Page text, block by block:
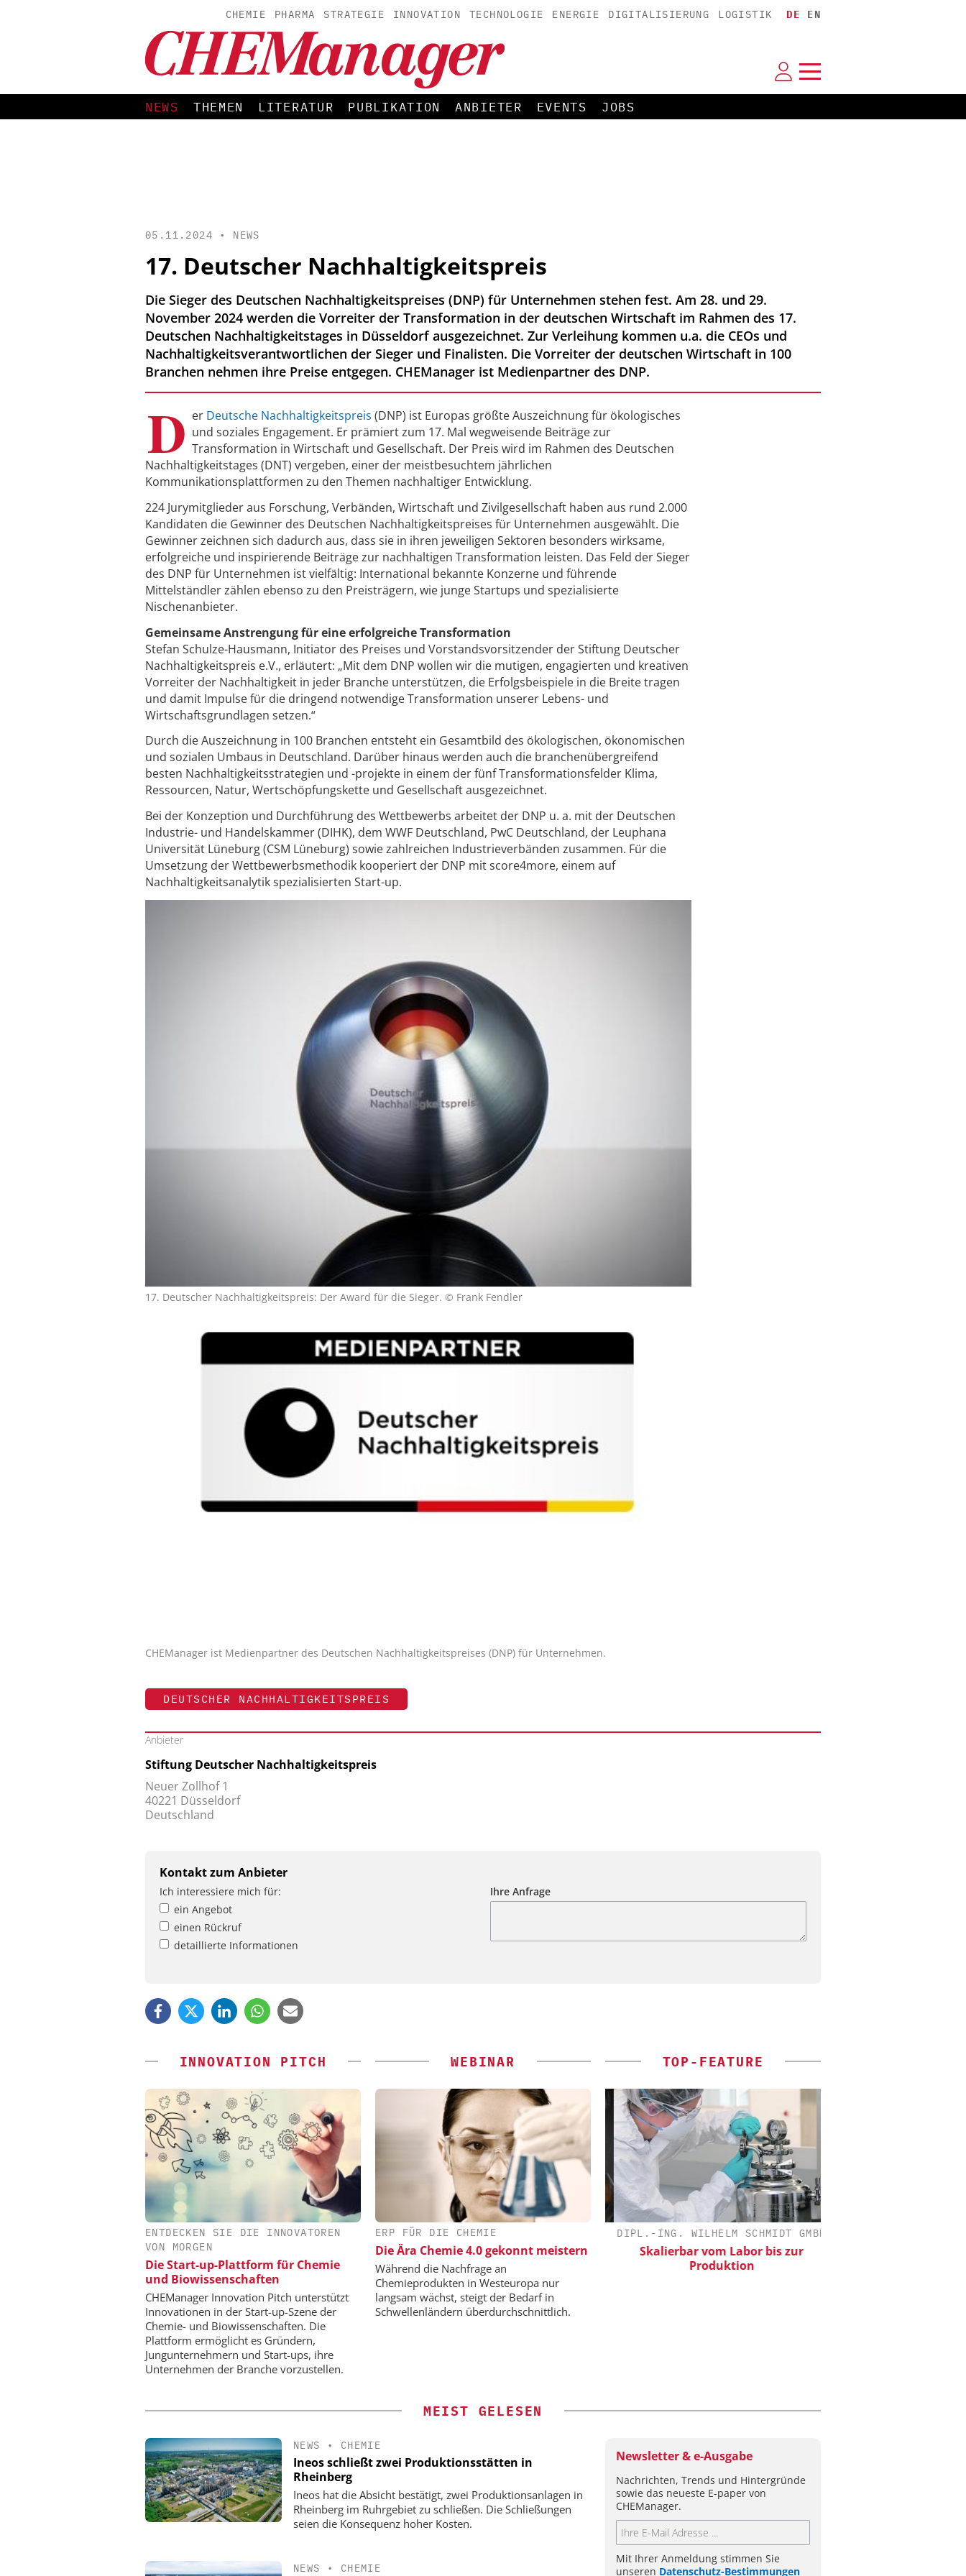
CHEMIE PHARMA STRATEGIE INNOVATION TECHNOLOGIE ENERGIE DIGITALISIERUNG LOGISTIK DE EN
NEWS THEMEN LITERATUR PUBLIKATION ANBIETER EVENTS JOBS
05.11.2024 • NEWS
17. Deutscher Nachhaltigkeitspreis
Die Sieger des Deutschen Nachhaltigkeitspreises (DNP) für Unternehmen stehen fest. Am 28. und 29.
November 2024 werden die Vorreiter der Transformation in der deutschen Wirtschaft im Rahmen des 17.
Deutschen Nachhaltigkeitstages in Düsseldorf ausgezeichnet. Zur Verleihung kommen u.a. die CEOs und
Nachhaltigkeitsverantwortlichen der Sieger und Finalisten. Die Vorreiter der deutschen Wirtschaft in 100
Branchen nehmen ihre Preise entgegen. CHEManager ist Medienpartner des DNP.
D er Deutsche Nachhaltigkeitspreis (DNP) ist Europas größte Auszeichnung für ökologisches
und soziales Engagement. Er prämiert zum 17. Mal wegweisende Beiträge zur
Transformation in Wirtschaft und Gesellschaft. Der Preis wird im Rahmen des Deutschen
Nachhaltigkeitstages (DNT) vergeben, einer der meistbesuchtem jährlichen
Kommunikationsplattformen zu den Themen nachhaltiger Entwicklung.
224 Jurymitglieder aus Forschung, Verbänden, Wirtschaft und Zivilgesellschaft haben aus rund 2.000
Kandidaten die Gewinner des Deutschen Nachhaltigkeitspreises für Unternehmen ausgewählt. Die
Gewinner zeichnen sich dadurch aus, dass sie in ihren jeweiligen Sektoren besonders wirksame,
erfolgreiche und inspirierende Beiträge zur nachhaltigen Transformation leisten. Das Feld der Sieger
des DNP für Unternehmen ist vielfältig: International bekannte Konzerne und führende
Mittelständler zählen ebenso zu den Preisträgern, wie junge Startups und spezialisierte
Nischenanbieter.
Gemeinsame Anstrengung für eine erfolgreiche Transformation
Stefan Schulze-Hausmann, Initiator des Preises und Vorstandsvorsitzender der Stiftung Deutscher
Nachhaltigkeitspreis e.V., erläutert: „Mit dem DNP wollen wir die mutigen, engagierten und kreativen
Vorreiter der Nachhaltigkeit in jeder Branche unterstützen, die Erfolgsbeispiele in die Breite tragen
und damit Impulse für die dringend notwendige Transformation unserer Lebens- und
Wirtschaftsgrundlagen setzen.“
Durch die Auszeichnung in 100 Branchen entsteht ein Gesamtbild des ökologischen, ökonomischen
und sozialen Umbaus in Deutschland. Darüber hinaus werden auch die branchenübergreifend
besten Nachhaltigkeitsstrategien und -projekte in einem der fünf Transformationsfelder Klima,
Ressourcen, Natur, Wertschöpfungskette und Gesellschaft ausgezeichnet.
Bei der Konzeption und Durchführung des Wettbewerbs arbeitet der DNP u. a. mit der Deutschen
Industrie- und Handelskammer (DIHK), dem WWF Deutschland, PwC Deutschland, der Leuphana
Universität Lüneburg (CSM Lüneburg) sowie zahlreichen Industrieverbänden zusammen. Für die
Umsetzung der Wettbewerbsmethodik kooperiert der DNP mit score4more, einem auf
Nachhaltigkeitsanalytik spezialisierten Start-up.
17. Deutscher Nachhaltigkeitspreis: Der Award für die Sieger. © Frank Fendler
CHEManager ist Medienpartner des Deutschen Nachhaltigkeitspreises (DNP) für Unternehmen.
DEUTSCHER NACHHALTIGKEITSPREIS
Anbieter
Stiftung Deutscher Nachhaltigkeitspreis
Neuer Zollhof 1
40221 Düsseldorf
Deutschland
Kontakt zum Anbieter
Ich interessiere mich für:
ein Angebot
einen Rückruf
detaillierte Informationen
Ihre Anfrage
INNOVATION PITCH
ENTDECKEN SIE DIE INNOVATOREN
VON MORGEN
Die Start-up-Plattform für Chemie
und Biowissenschaften
CHEManager Innovation Pitch unterstützt
Innovationen in der Start-up-Szene der
Chemie- und Biowissenschaften. Die
Plattform ermöglicht es Gründern,
Jungunternehmern und Start-ups, ihre
Unternehmen der Branche vorzustellen.
WEBINAR
ERP FÜR DIE CHEMIE
Die Ära Chemie 4.0 gekonnt meistern
Während die Nachfrage an
Chemieprodukten in Westeuropa nur
langsam wächst, steigt der Bedarf in
Schwellenländern überdurchschnittlich.
TOP-FEATURE
CHEMANAGER C/O WILEY-VCH GMBH
Veranstaltungssponsoring: Next
Generation Batteries and Hydrogen
ALEXANDER THAMM GMBH
Der neue Katalysator
DIPL.-ING. WILHELM SCHMIDT GMBH
Skalierbar vom Labor bis zur
Produktion
MEIST GELESEN
NEWS • CHEMIE
Ineos schließt zwei Produktionsstätten in
Rheinberg
Ineos hat die Absicht bestätigt, zwei Produktionsanlagen in
Rheinberg im Ruhrgebiet zu schließen. Die Schließungen
seien die Konsequenz hoher Kosten.
NEWS • CHEMIE
Newsletter & e-Ausgabe
Nachrichten, Trends und Hintergründe
sowie das neueste E-paper von
CHEManager.
Mit Ihrer Anmeldung stimmen Sie
unseren Datenschutz-Bestimmungen